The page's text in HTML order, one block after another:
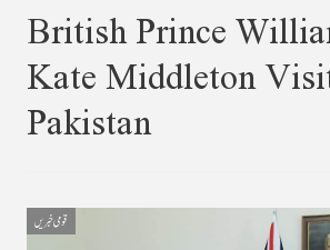
British Prince
Kate Middleton
Pakistan
قومی خبریں